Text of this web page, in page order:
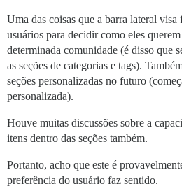
Uma das coisas que a barra lateral visa
usuários para decidir como eles
determinada comunidade (é disso que
as seções de categorias e tags).
seções personalizadas no futuro
personalizada).
Houve muitas discussões sobre a
itens dentro das seções também.
Portanto, acho que este é
preferência do usuário faz sentido.